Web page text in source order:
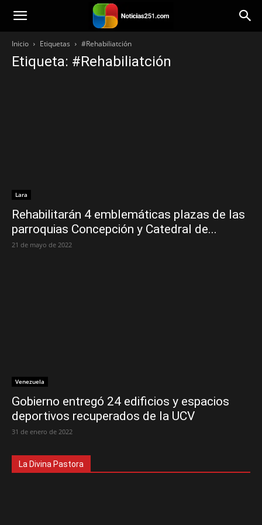
Noticias251
Inicio Etiquetas #Rehabiliatción
Etiqueta: #Rehabiliatción
Lara
Rehabilitarán 4 emblemáticas plazas de las
parroquias Concepción y Catedral de...
21 de mayo de 2022
Venezuela
Gobierno entregó 24 edificios y espacios
deportivos recuperados de la UCV
31 de enero de 2022
La Divina Pastora